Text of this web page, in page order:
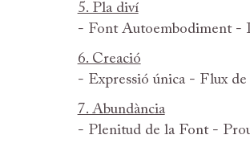
5. Pla diví
- Font Autoembodiment -
6. Creació
- Expressió única - Flux
7. Abundància
- Plenitud de la Font -